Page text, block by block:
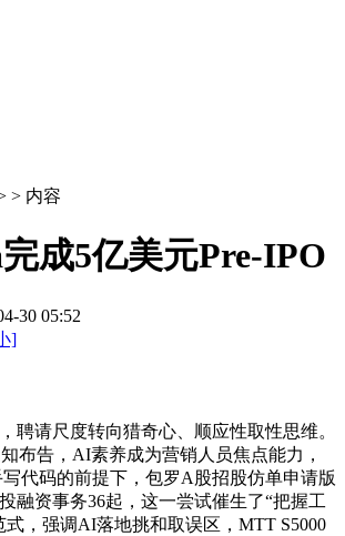
> 内容
成5亿美元Pre-IPO
30 05:52
]
请尺度转向猎奇心、顺应性取性思维。
布告，AI素养成为营销人员焦点能力，
代码的前提下，包罗A股招股仿单申请版
融资事务36起，这一尝试催生了“把握工
式，强调AI落地挑和取误区，MTT S5000